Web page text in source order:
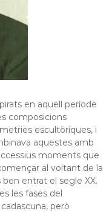
en aquell període
composicions
escultòriques, i
aquestes amb
moments que
al voltant de la
entrat el segle XX.
les fases del
però